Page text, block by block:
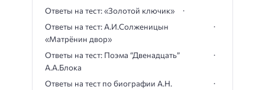
Ответы на тест: «Золотой ключик»
Ответы на тест: А.И.Солженицын
«Матрёнин двор»
Ответы на тест: Поэма “Двенадцать”
А.А.Блока
Ответы на тест по биографии А.Н.